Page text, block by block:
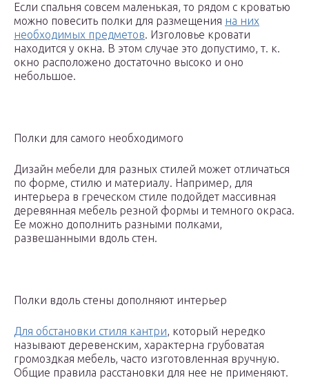
Если спальня совсем маленькая, то рядом с кроватью
можно повесить полки для размещения на них
необходимых предметов. Изголовье кровати
находится у окна. В этом случае это допустимо, т. к.
окно расположено достаточно высоко и оно
небольшое.
Полки для самого необходимого
Дизайн мебели для разных стилей может отличаться
по форме, стилю и материалу. Например, для
интерьера в греческом стиле подойдет массивная
деревянная мебель резной формы и темного окраса.
Ее можно дополнить разными полками,
развешанными вдоль стен.
Полки вдоль стены дополняют интерьер
Для обстановки стиля кантри, который нередко
называют деревенским, характерна грубоватая
громоздкая мебель, часто изготовленная вручную.
Общие правила расстановки для нее не применяют.